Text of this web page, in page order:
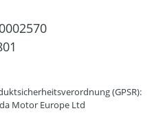
(GPSR):
Motor Europe Ltd